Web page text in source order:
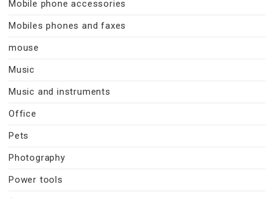
Mobile phone accessories
Mobiles phones and faxes
mouse
Music
Music and instruments
Office
Pets
Photography
Power tools